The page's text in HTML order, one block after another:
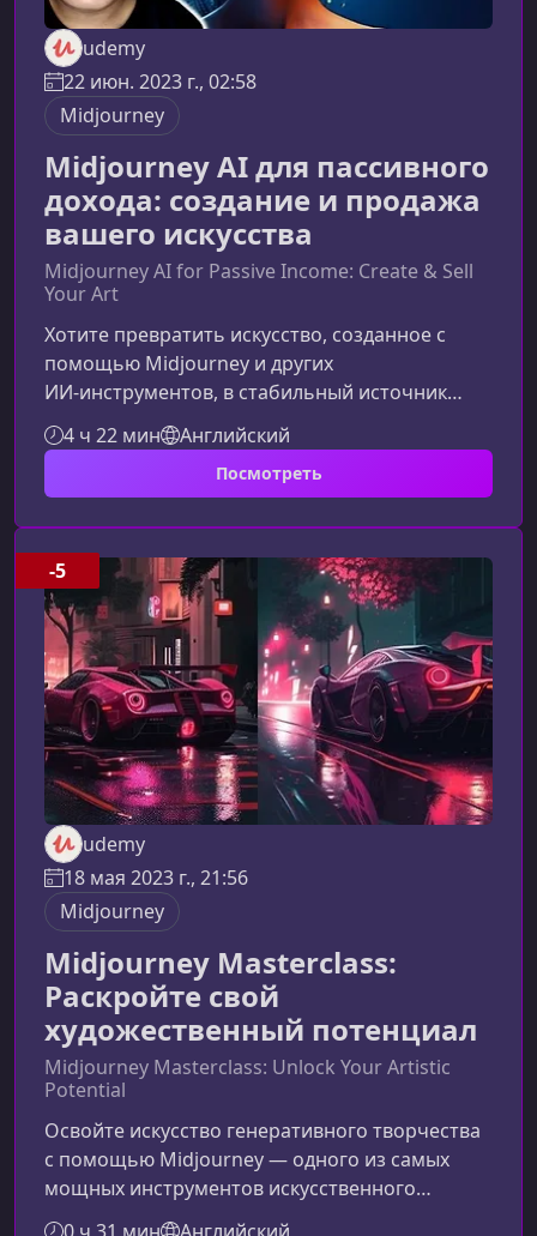
udemy
22 июн. 2023 г., 02:58
Midjourney
Midjourney AI для пассивного
дохода: создание и продажа
вашего искусства
Midjourney AI for Passive Income: Create & Sell
Your Art
Хотите превратить искусство, созданное с
помощью Midjourney и других
ИИ‑инструментов, в стабильный источник
пассивного дохода? Этот курс поможет вам
освоить полный цикл: от генерации визуалов
до продажи цифровых и физических
вы освоите в этом курсеВы получите
практические навыки работы с Midjourney,
DALL·E и ChatGPT, узнаете, как создавать
коммерчески востребованные изображения и
превращать их в прибыл
4 ч 22 мин Английский
Посмотреть
udemy
18 мая 2023 г., 21:56
Midjourney
Midjourney Masterclass:
Раскройте свой
художественный потенциал
Midjourney Masterclass: Unlock Your Artistic
Potential
Освойте искусство генеративного творчества
с помощью Midjourney — одного из самых
мощных инструментов искусственного
интеллекта. Этот курс поможет вам понять, как
-5